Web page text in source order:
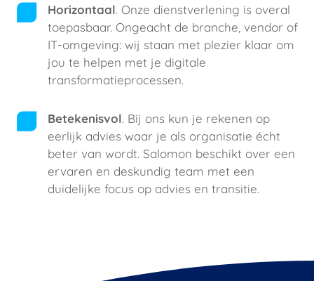
Horizontaal. Onze dienstverlening is overal
toepasbaar. Ongeacht de branche, vendor of
IT-omgeving: wij staan met plezier klaar om
jou te helpen met je digitale
transformatieprocessen.
Betekenisvol. Bij ons kun je rekenen op
eerlijk advies waar je als organisatie écht
beter van wordt. Salomon beschikt over een
ervaren en deskundig team met een
duidelijke focus op advies en transitie.